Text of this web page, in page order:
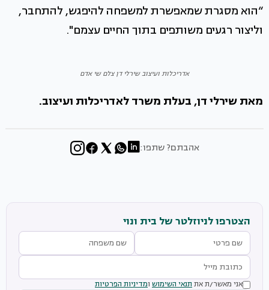
“הוא מסגרת שמאפשרת למשפחה להיפגש, להתחבר,
וליצור רגעים משותפים בתוך החיים עצמם".
אדריכלות ועיצוב שירלי דן צלם שי אדם
מאת שירלי דן, בעלת משרד לאדריכלות ועיצוב.
אהבתם? שתפו:
הצטרפו לניוזלטר של בית ונוי
אני מאשר/ת את תנאי השימוש ומדיניות הפרטיות